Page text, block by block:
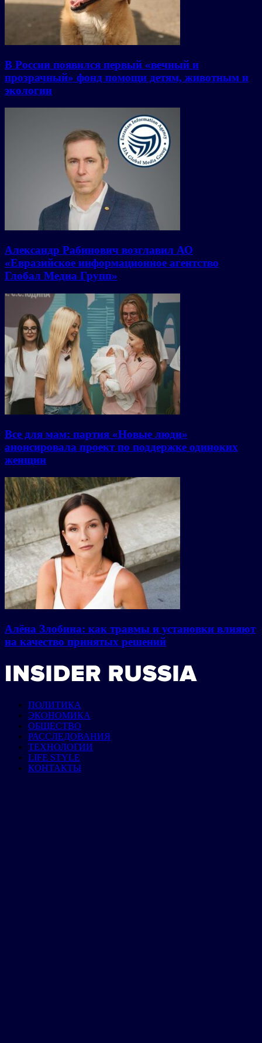
В России появился первый «вечный и
прозрачный» фонд помощи детям, животным и
экологии
Александр Рабинович возглавил АО
«Евразийское информационное агентство
Глобал Медиа Групп»
Все для мам: партия «Новые люди»
анонсировала проект по поддержке одиноких
женщин
Алёна Злобина: как травмы и установки влияют
на качество принятых решений
ПОЛИТИКА
ЭКОНОМИКА
ОБЩЕСТВО
РАССЛЕДОВАНИЯ
ТЕХНОЛОГИИ
LIFE STYLE
КОНТАКТЫ